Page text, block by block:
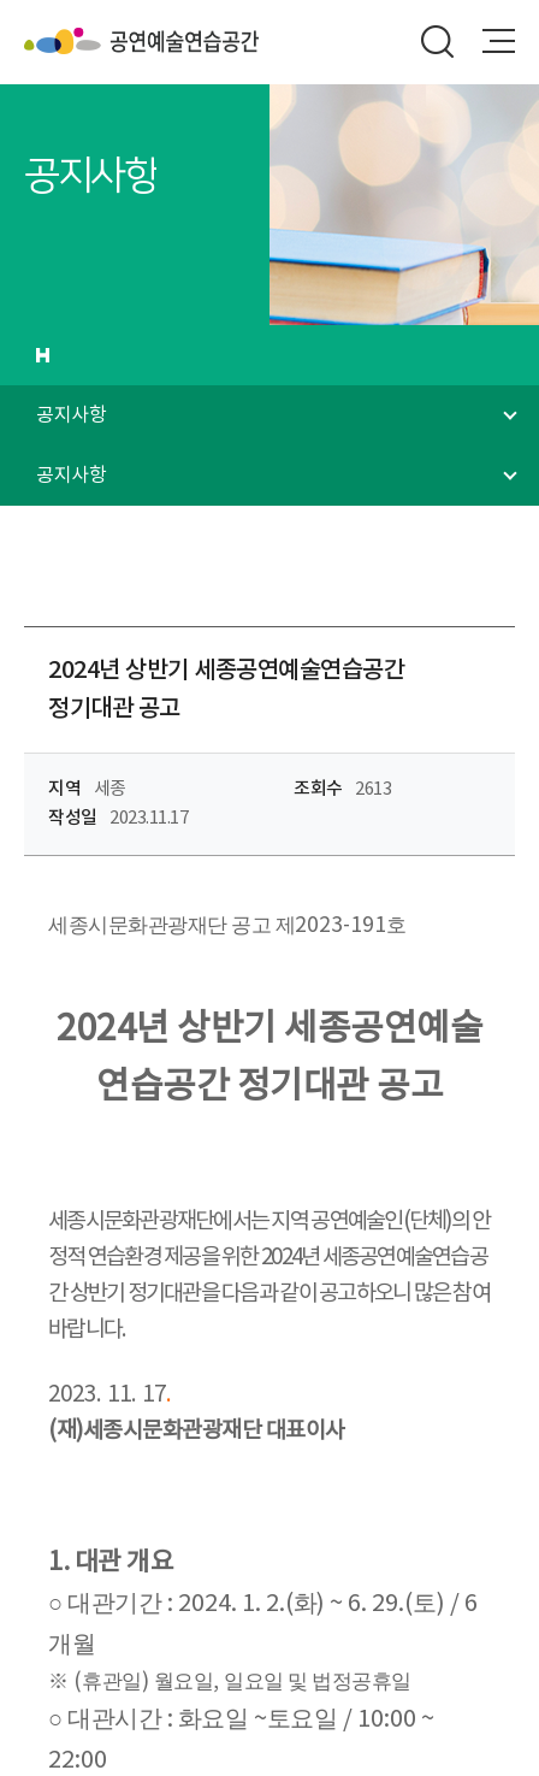
공지사항
공지사항
공지사항
2024년 상반기 세종공연예술연습공간
정기대관 공고
지역 세종 조회수
2613
작성일
2023.11.17
세종시문화관광재단 공고 제2023-191호
2024년 상반기 세종공연예술
연습공간 정기대관 공고
세종시문화관광재단에서는 지역 공연예술인(단체 )의 안
정적 연습환경 제공을 위한2024년 세종공연예술연습공
간 상반기 정기대관을 다음과 같이 공고하오니 많은 참여
바랍니다.
2023. 11. 17.
(재)세종시문화관광재단 대표이사
1. 대관 개요
○ 대관기간 : 2024. 1. 2.(화) ~ 6. 29.(토) / 6
개월
※ (휴관일 ) 월요일, 일요일 및 법정공휴일
○ 대관시간 : 화요일 ~토요일 / 10:00 ~
22:00